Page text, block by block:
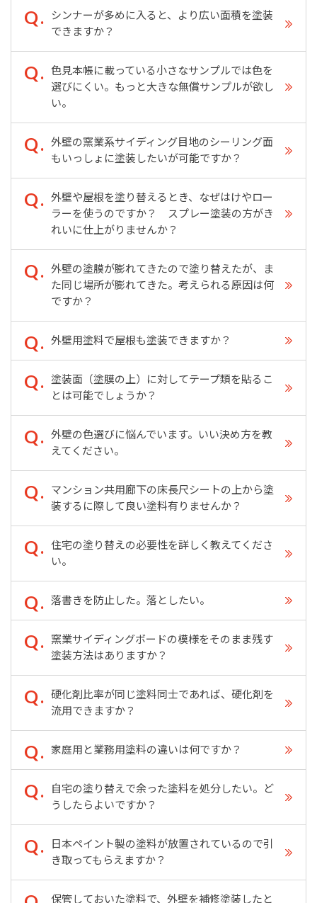
シンナーが多めに入ると、より広い面積を塗装
できますか？
色見本帳に載っている小さなサンプルでは色を
選びにくい。もっと大きな無償サンプルが欲し
い。
外壁の窯業系サイディング目地のシーリング面
もいっしょに塗装したいが可能ですか？
外壁や屋根を塗り替えるとき、なぜはけやロー
ラーを使うのですか？ スプレー塗装の方がき
れいに仕上がりませんか？
外壁の塗膜が膨れてきたので塗り替えたが、ま
た同じ場所が膨れてきた。考えられる原因は何
ですか？
外壁用塗料で屋根も塗装できますか？
塗装面（塗膜の上）に対してテープ類を貼るこ
とは可能でしょうか？
外壁の色選びに悩んでいます。いい決め方を教
えてください。
マンション共用廊下の床長尺シートの上から塗
装するに際して良い塗料有りませんか？
住宅の塗り替えの必要性を詳しく教えてくださ
い。
落書きを防止した。落としたい。
窯業サイディングボードの模様をそのまま残す
塗装方法はありますか？
硬化剤比率が同じ塗料同士であれば、硬化剤を
流用できますか？
家庭用と業務用塗料の違いは何ですか？
自宅の塗り替えで余った塗料を処分したい。ど
うしたらよいですか？
日本ペイント製の塗料が放置されているので引
き取ってもらえますか？
保管しておいた塗料で、外壁を補修塗装したと